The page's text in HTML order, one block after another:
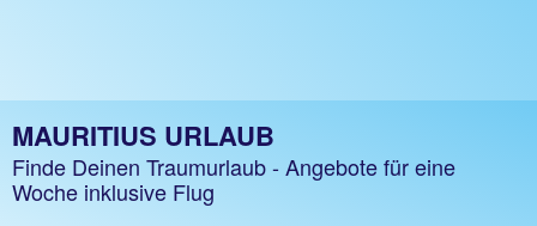
MAURITIUS URLAUB
Finde Deinen Traumurlaub - Angebote für eine
Woche inklusive Flug